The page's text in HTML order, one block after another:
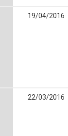
19/04/2016
22/03/2016